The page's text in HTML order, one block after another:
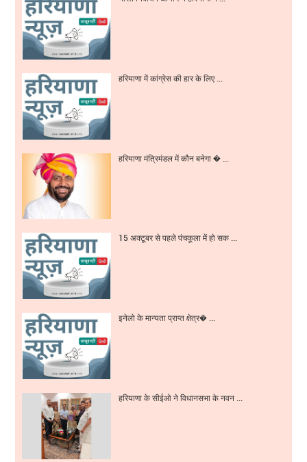
हरियाणा में कांग्रेस की हार के लिए ...
हरियाणा मंत्रिमंडल में कौन बनेगा � ...
15 अक्टूबर से पहले पंचकूला में हो सक ...
इनेलो के मान्यता प्राप्त क्षेत्र� ...
हरियाणा के सीईओ ने विधानसभा के नवन ...